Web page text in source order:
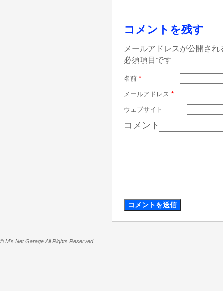
コメントを残す
メールアドレスが公開さ
必須項目です
名前 *
メールアドレス *
ウェブサイト
コメント
© M's Net Garage All Rights Reserved